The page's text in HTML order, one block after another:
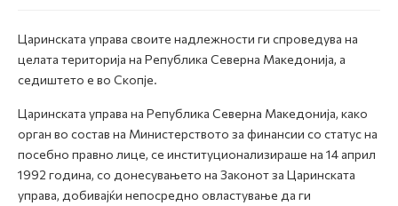
Царинската управа своите надлежности ги спроведува на
целата територија на Република Северна Македонија, а
седиштето е во Скопје.
Царинската управа на Република Северна Македонија, како
орган во состав на Министерството за финансии со статус на
посебно правно лице, се институционализираше на 14 април
1992 година, со донесувањето на Законот за Царинската
управа, добивајќи непосредно овластување да ги